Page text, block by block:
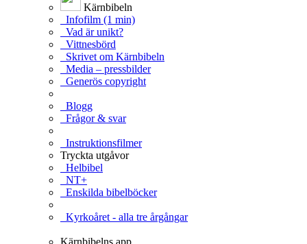
Kärnbibeln
Infofilm (1 min)
Vad är unikt?
Vittnesbörd
Skrivet om Kärnbibeln
Media – pressbilder
Generös copyright
Blogg
Frågor & svar
Instruktionsfilmer
Tryckta utgåvor
Helbibel
NT+
Enskilda bibelböcker
Kyrkoåret - alla tre årgångar
Kärnbibelns app